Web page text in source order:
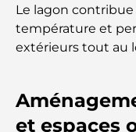
Que faire
guide ultime
mémorable
Le lagon
température et
extérieurs tout au
et espaces